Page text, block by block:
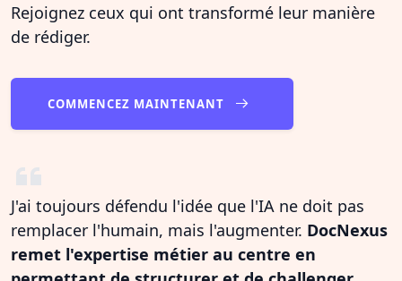
Rejoignez ceux qui ont transformé leur manière
de rédiger.
COMMENCEZ MAINTENANT
J'ai toujours défendu l'idée que l'IA ne doit pas
remplacer l'humain, mais l'augmenter. DocNexus
remet l'expertise métier au centre en